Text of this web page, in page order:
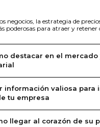
negocios, la estrategia de
poderosas para atraer y retener
destacar en el mercado
información valiosa para
tu empresa
llegar al corazón de su